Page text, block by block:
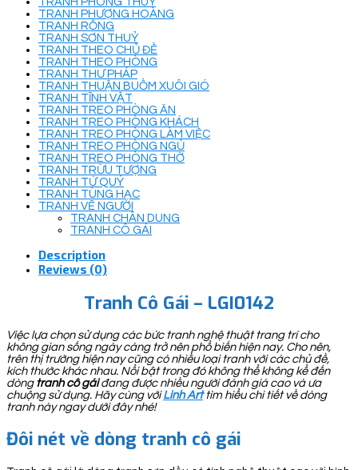
TRANH PHƯỢNG HOÀNG
TRANH RỒNG
TRANH SƠN THUỶ
TRANH THEO CHỦ ĐỀ
TRANH THEO PHÒNG
TRANH THƯ PHÁP
TRANH THUẬN BUỒM XUÔI GIÓ
TRANH TĨNH VẬT
TRANH TREO PHÒNG ĂN
TRANH TREO PHÒNG KHÁCH
TRANH TREO PHÒNG LÀM VIỆC
TRANH TREO PHÒNG NGỦ
TRANH TREO PHÒNG THỜ
TRANH TRỪU TƯỢNG
TRANH TỨ QUÝ
TRANH TÙNG HẠC
TRANH VẼ NGƯỜI
TRANH CHÂN DUNG
TRANH CÔ GÁI
Description
Reviews (0)
Tranh Cô Gái – LGI0142
Việc lựa chọn sử dụng các bức tranh nghệ thuật trang trí cho
không gian sống ngày càng trở nên phổ biến hiện nay. Cho nên,
trên thị trường hiện nay cũng có nhiều loại tranh với các chủ đề,
kích thước khác nhau. Nổi bật trong đó không thể không kể đến
dòng tranh cô gáiđang được nhiều người đánh giá cao và ưa
chuộng sử dụng. Hãy cùng với Linh Art tìm hiểu chi tiết về dòng
tranh này ngay dưới đây nhé!
Đôi nét về dòng tranh cô gái